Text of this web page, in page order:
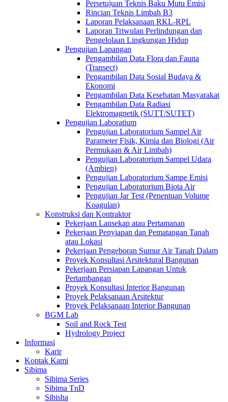
Persetujuan Teknis Baku Mutu Emisi
Rincian Teknis Limbah B3
Laporan Pelaksanaan RKL-RPL
Laporan Triwulan Perlindungan dan
Pengelolaan Lingkungan Hidup
Pengujian Lapangan
Pengambilan Data Flora dan Fauna
(Transect)
Pengambilan Data Sosial Budaya &
Ekonomi
Pengambilan Data Kesehatan Masyarakat
Pengambilan Data Radiasi
Elektromagnetik (SUTT/SUTET)
Pengujian Laboratium
Pengujian Laboratorium Sampel Air
Parameter Fisik, Kimia dan Biologi (Air
Permukaan & Air Limbah)
Pengujian Laboratorium Sampel Udara
(Ambien)
Pengujian Laboratorium Sampe Emisi
Pengujian Laboratorium Biota Air
Pengujian Jar Test (Penentuan Volume
Koagulan)
Konstruksi dan Kontraktor
Pekerjaan Lansekap atau Pertamanan
Pekerjaan Penyiapan dan Pematangan Tanah
atau Lokasi
Pekerjaan Pengeboran Sumur Air Tanah Dalam
Proyek Konsultasi Arsitektural Bangunan
Pekerjaan Persiapan Lapangan Untuk
Pertambangan
Proyek Konsultasi Interior Bangunan
Proyek Pelaksanaan Arsitektur
Proyek Pelaksanaan Interior Bangunan
BGM Lab
Soil and Rock Test
Hydrology Project
Informasi
Karir
Kontak Kami
Sibima
Sibima Series
Sibima TnD
Sibisha